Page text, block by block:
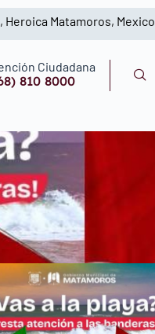
Heroica Matamoros, Mexico
Ciudadana
810 8000